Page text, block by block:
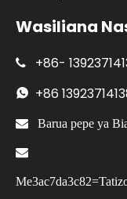
Wasiliana
 +86-
 +86
 Barua pepe ya
